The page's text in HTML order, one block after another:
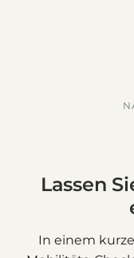
Lassen
In einem